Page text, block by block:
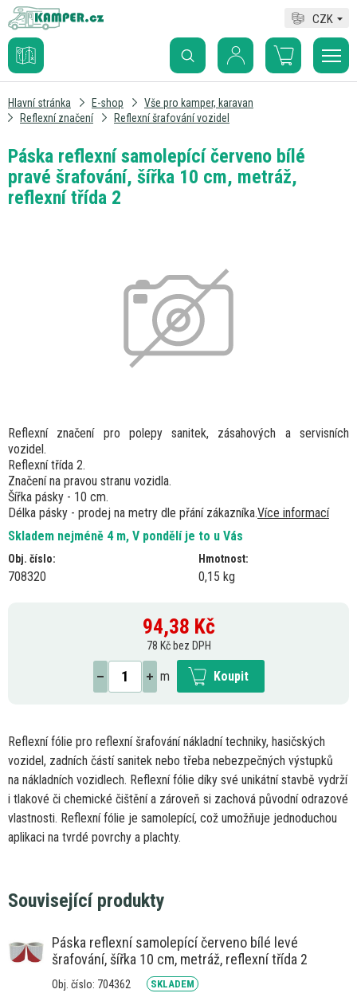
CZK
Hlavní stránka E-shop
Vše pro kamper, karavan
Reflexní značení
Reflexní šrafování vozidel
Páska reflexní samolepící červeno bílé
pravé šrafování, šířka 10 cm, metráž,
reflexní třída 2
Reflexní značení pro polepy sanitek, zásahových a servisních
vozidel.
Reflexní třída 2.
Značení na pravou stranu vozidla.
Šířka pásky - 10 cm.
Délka pásky - prodej na metry dle přání zákazníka.Více informací
Skladem nejméně 4 m, V pondělí je to u Vás
Obj. číslo:
708320
Hmotnost:
0,15 kg
94,38 Kč
78 Kč bez DPH
m Koupit
Reflexní fólie pro reflexní šrafování nákladní techniky, hasičských
vozidel, zadních částí sanitek nebo třeba nebezpečných výstupků
na nákladních vozidlech. Reflexní fólie díky své unikátní stavbě vydrží
i tlakové či chemické čištěnía zároveň si zachová původní odrazové
vlastnosti. Reflexní fólie je samolepící, což umožňuje jednoduchou
aplikaci na tvrdé povrchy a plachty.
Související produkty
Páska reflexní samolepící červeno bílé levé
šrafování, šířka 10 cm, metráž, reflexní třída 2
Obj. číslo: 704362 SKLADEM